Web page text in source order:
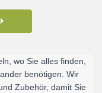
wo Sie alles finden,
benötigen. Wir
Zubehör, damit Sie